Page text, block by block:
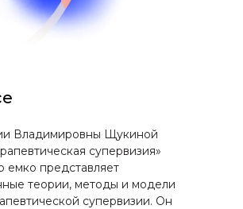
Владимировны Щукиной
супервизия»
емко представляет
теории, методы и модели
супервизии. Он